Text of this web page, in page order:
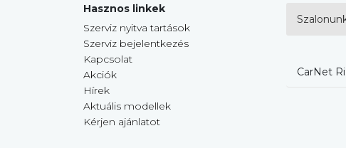
Hasznos linkek
Szerviz nyitva tartások
Szerviz bejelentkezés
Kapcsolat
Akciók
Hírek
Aktuális modellek
Kérjen ajánlatot
CarNet